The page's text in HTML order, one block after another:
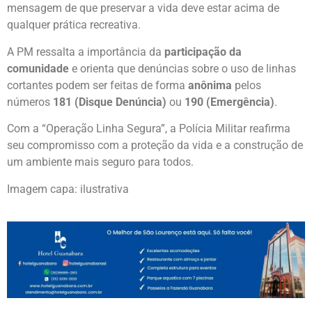
mensagem de que preservar a vida deve estar acima de
qualquer prática recreativa.
A PM ressalta a importância da participação da
comunidade e orienta que denúncias sobre o uso de linhas
cortantes podem ser feitas de forma anônima pelos
números 181 (Disque Denúncia) ou 190 (Emergência).
Com a “Operação Linha Segura”, a Polícia Militar reafirma
seu compromisso com a proteção da vida e a construção de
um ambiente mais seguro para todos.
Imagem capa: ilustrativa